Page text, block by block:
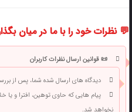
💬 نظرات خود را با ما در میان
📜 قوانین ارسال نظرات کاربران
دیدگاه های ارسال شده شما، پس از
پیام هایی که حاوی توهین، افترا و یا